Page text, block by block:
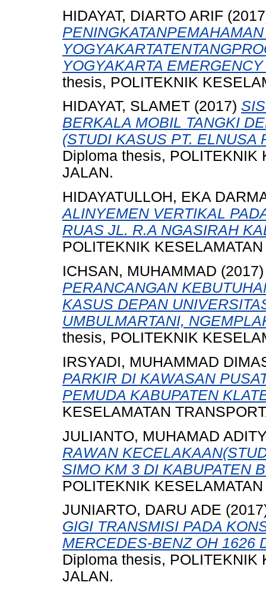
HIDAYAT, DIARTO ARIF
YOGYAKARTA
thesis, POLITEKNIK
HIDAYAT, SLAMET (2017)
BERKALA MOBIL TANGKI
(STUDI KASUS PT. ELNUSA
Diploma thesis, POLITEKNIK
JALAN.
HIDAYATULLOH, EKA
ALINYEMEN VERTIKAL
RUAS JL. R.A NGASIRAH
POLITEKNIK
ICHSAN, MUHAMMAD
PERANCANGAN
KASUS DEPAN
UMBULMARTANI,
thesis, POLITEKNIK
IRSYADI, MUHAMMAD
PARKIR DI KAWASAN
PEMUDA KABUPATEN
KESELAMATAN
JULIANTO, MUHAMAD
RAWAN
SIMO KM 3 DI KABUPATEN
POLITEKNIK
JUNIARTO, DARU ADE
GIGI TRANSMISI PADA
MERCEDES-BENZ OH 1626
Diploma thesis, POLITEKNIK
JALAN.